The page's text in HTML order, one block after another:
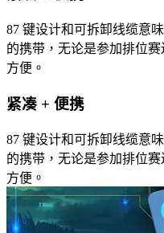
87 键设计和可拆卸线缆意
的携带，无论是参加排位
方便。
紧凑 + 便携
87 键设计和可拆卸线缆意
的携带，无论是参加排位
方便。